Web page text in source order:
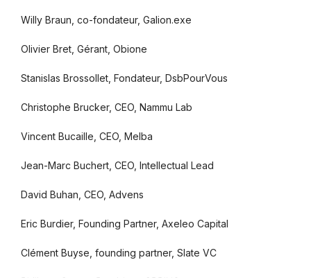
Willy Braun, co-fondateur, Galion.exe
Olivier Bret, Gérant, Obione
Stanislas Brossollet, Fondateur, DsbPourVous
Christophe Brucker, CEO, Nammu Lab
Vincent Bucaille, CEO, Melba
Jean-Marc Buchert, CEO, Intellectual Lead
David Buhan, CEO, Advens
Eric Burdier, Founding Partner, Axeleo Capital
Clément Buyse, founding partner, Slate VC